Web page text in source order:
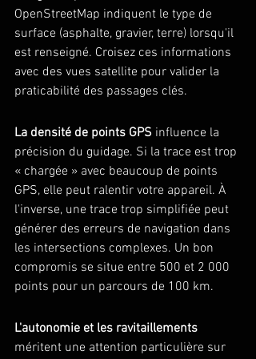
OpenStreetMap indiquent le type de
surface (asphalte, gravier, terre) lorsqu'il
est renseigné. Croisez ces informations
avec des vues satellite pour valider la
praticabilité des passages clés.
La densité de points GPS influence la
précision du guidage. Si la trace est trop
« chargée » avec beaucoup de points
GPS, elle peut ralentir votre appareil. À
l'inverse, une trace trop simplifiée peut
générer des erreurs de navigation dans
les intersections complexes. Un bon
compromis se situe entre 500 et 2 000
points pour un parcours de 100 km.
L'autonomie et les ravitaillements
méritent une attention particulière sur